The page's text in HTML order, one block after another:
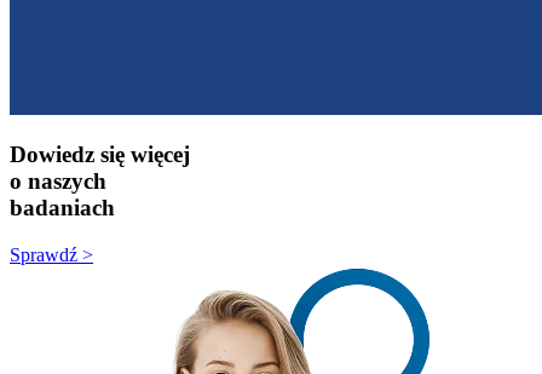
Dowiedz się więcej
o naszych
badaniach
Sprawdź >